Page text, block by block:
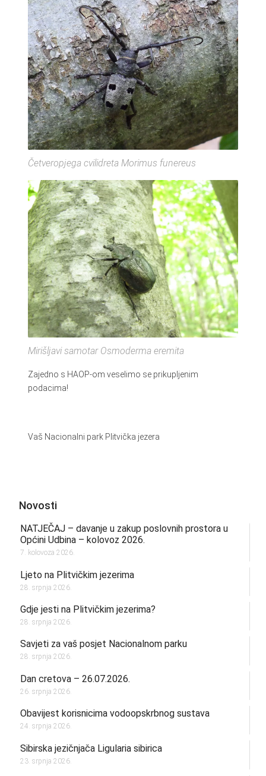
Četveropjega cvilidreta Morimus funereus
Mirišljavi samotar Osmoderma eremita
Zajedno s HAOP-om veselimo se prikupljenim
podacima!
Vaš Nacionalni park Plitvička jezera
Novosti
NATJEČAJ – davanje u zakup poslovnih prostora u
Općini Udbina – kolovoz 2026.
7. kolovoza 2026.
Ljeto na Plitvičkim jezerima
28. srpnja 2026.
Gdje jesti na Plitvičkim jezerima?
28. srpnja 2026.
Savjeti za vaš posjet Nacionalnom parku
28. srpnja 2026.
Dan cretova – 26.07.2026.
26. srpnja 2026.
Obavijest korisnicima vodoopskrbnog sustava
24. srpnja 2026.
Sibirska jezičnjača Ligularia sibirica
23. srpnja 2026.